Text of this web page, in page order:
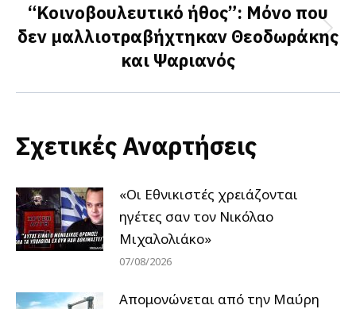
Next
post:
“Κοινοβουλευτικό ήθος”: Μόνο που
δεν μαλλιοτραβήχτηκαν Θεοδωράκης
και Ψαριανός
Σχετικές Αναρτήσεις
«Οι Εθνικιστές χρειάζονται
ηγέτες σαν τον Νικόλαο
Μιχαλολιάκο»
07/08/2026
Απομονώνεται από την Μαύρη